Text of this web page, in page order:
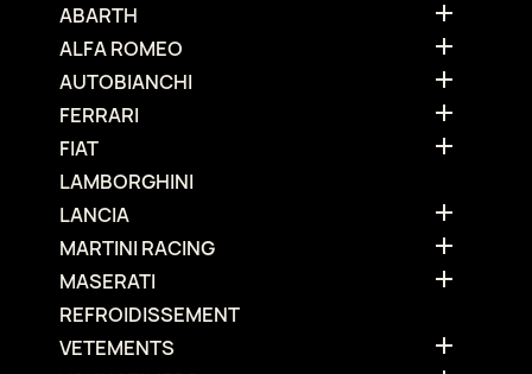
ABARTH 
ALFA ROMEO 
AUTOBIANCHI 
FERRARI 
FIAT 
LAMBORGHINI
LANCIA

MARTINI RACING 
MASERATI 
REFROIDISSEMENT
VETEMENTS
